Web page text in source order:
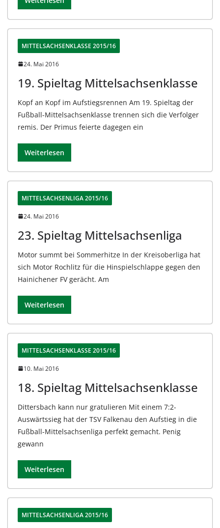
MITTELSACHSENKLASSE 2015/16
24. Mai 2016
19. Spieltag Mittelsachsenklasse
Kopf an Kopf im Aufstiegsrennen Am 19. Spieltag der
Fußball-Mittelsachsenklasse trennen sich die Verfolger
remis. Der Primus feierte dagegen ein
Weiterlesen
MITTELSACHSENLIGA 2015/16
24. Mai 2016
23. Spieltag Mittelsachsenliga
Motor summt bei Sommerhitze In der Kreisoberliga hat
sich Motor Rochlitz für die Hinspielschlappe gegen den
Hainichener FV gerächt. Am
Weiterlesen
MITTELSACHSENKLASSE 2015/16
10. Mai 2016
18. Spieltag Mittelsachsenklasse
Dittersbach kann nur gratulieren Mit einem 7:2-
Auswärtssieg hat der TSV Falkenau den Aufstieg in die
Fußball-Mittelsachsenliga perfekt gemacht. Penig
gewann
Weiterlesen
MITTELSACHSENLIGA 2015/16